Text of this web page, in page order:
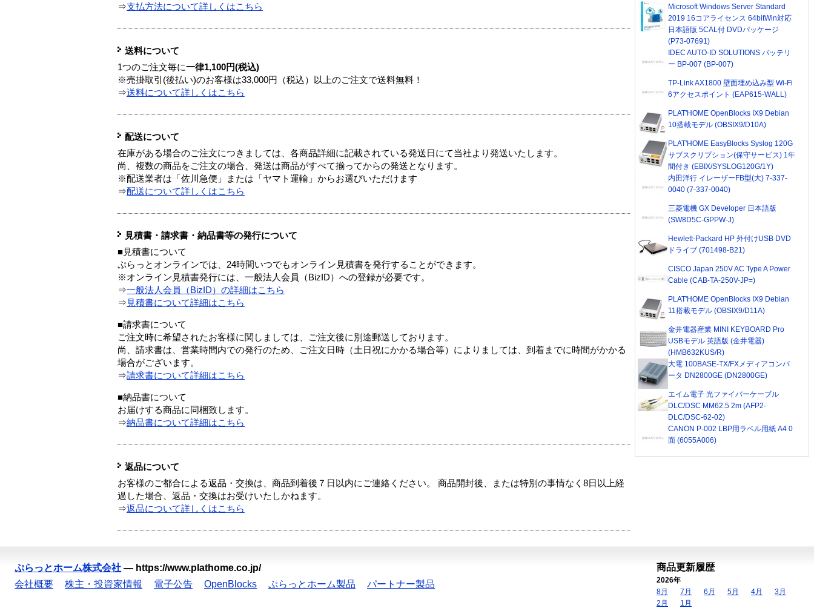
⇒支払方法について詳しくはこちら
送料について
1つのご注文毎に一律1,100円(税込)
※売掛取引(後払い)のお客様は33,000円（税込）以上のご注文で送料無料！
⇒送料について詳しくはこちら
配送について
在庫がある場合のご注文につきましては、各商品詳細に記載されている発送日にて当社より発送いたします。
尚、複数の商品をご注文の場合、発送は商品がすべて揃ってからの発送となります。
※配送業者は「佐川急便」または「ヤマト運輸」からお選びいただけます
⇒配送について詳しくはこちら
見積書・請求書・納品書等の発行について
■見積書について
ぷらっとオンラインでは、24時間いつでもオンライン見積書を発行することができます。
※オンライン見積書発行には、一般法人会員（BizID）への登録が必要です。
⇒一般法人会員（BizID）の詳細はこちら
⇒ 見積書について詳細はこちら
■請求書について
ご注文時に希望されたお客様に関しましては、ご注文後に別途郵送しております。
尚、請求書は、営業時間内での発行のため、ご注文日時（土日祝にかかる場合等）によりましては、到着までに時間がかかる
場合がございます。
⇒請求書について詳細はこちら
■納品書について
お届けする商品に同梱致します。
⇒納品書について詳細はこちら
返品について
お客様のご都合による返品・交換は、商品到着後７日以内にご連絡ください。 商品開封後、または特別の事情なく8日以上経
過した場合、返品・交換はお受けいたしかねます。
⇒返品について詳しくはこちら
Microsoft Windows Server Standard
2019 16コアライセンス 64bitWin対応
日本語版 5CAL付 DVDパッケージ
(P73-07691)
IDEC AUTO-ID SOLUTIONS バッテリ
ー BP-007 (BP-007)
TP-Link AX1800 壁面埋め込み型 Wi-Fi
6アクセスポイント (EAP615-WALL)
PLAT'HOME OpenBlocks IX9 Debian
10搭載モデル (OBSIX9/D10A)
PLAT'HOME EasyBlocks Syslog 120G
サブスクリプション(保守サービス) 1年
間付き (EBIX/SYSLOG120G/1Y)
内田洋行 イレーザーFB型(大) 7-337-
0040 (7-337-0040)
三菱電機 GX Developer 日本語版
(SW8D5C-GPPW-J)
Hewlett-Packard HP 外付けUSB DVD
ドライブ (701498-B21)
CISCO Japan 250V AC Type A Power
Cable (CAB-TA-250V-JP=)
PLAT'HOME OpenBlocks IX9 Debian
11搭載モデル (OBSIX9/D11A)
金井電器産業 MINI KEYBOARD Pro
USBモデル 英語版 (金井電器)
(HMB632KUS/R)
大電 100BASE-TX/FXメディアコンバ
ータ DN2800GE (DN2800GE)
エイム電子 光ファイバーケーブル
DLC/DSC MM62.5 2m (AFP2-
DLC/DSC-62-02)
CANON P-002 LBP用ラベル用紙 A4 0
面 (6055A006)
ぷらっとホーム株式会社 — https://www.plathome.co.jp/
会社概要
株主・投資家情報 電子公告 OpenBlocks ぷらっとホーム製品 パートナー製品
商品更新履歴
2026年
8月
7月 6月 5月 4月
3月
2月
1月